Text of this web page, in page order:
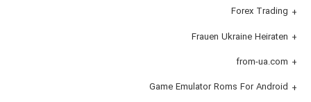
Forex Trading
Frauen Ukraine Heiraten
from-ua.com
Game Emulator Roms For Android